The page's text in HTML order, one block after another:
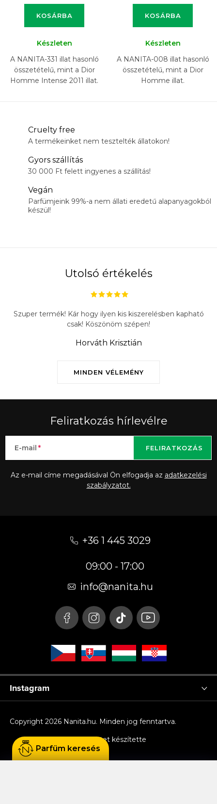
KOSÁRBA
Készleten
A NANITA-331 illat hasonló
összetételű, mint a Dior
Homme Intense 2011 illat.
KOSÁRBA
Készleten
A NANITA-008 illat hasonló
összetételű, mint a Dior
Homme illat.
Cruelty free
A termékeinket nem tesztelték állatokon!
Gyors szállítás
30 000 Ft felett ingyenes a szállítás!
Vegán
Parfümjeink 99%-a nem állati eredetű alapanyagokból
készül!
Utolsó értékelés
MINDEN VÉLEMÉNY
Szuper termék! Kár hogy ilyen kis kiszerelésben kapható
csak! Köszönöm szépen!
Horváth Krisztián
Feliratkozás hírlevélre
E-mail
Az e-mail címe megadásával Ön elfogadja az adatkezelési
szabályzatot.
FELIRATKOZÁS
+36 1 445 3029
09:00 - 17:00
info@nanita.hu
Instagram
Shoptet készítette
Copyright 2026 Nanita.hu. Minden jog fenntartva.
Parfüm keresés